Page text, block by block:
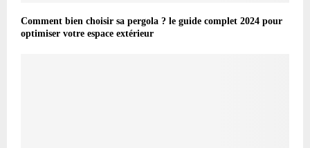
Comment bien choisir sa pergola ? le guide complet 2024 pour
optimiser votre espace extérieur